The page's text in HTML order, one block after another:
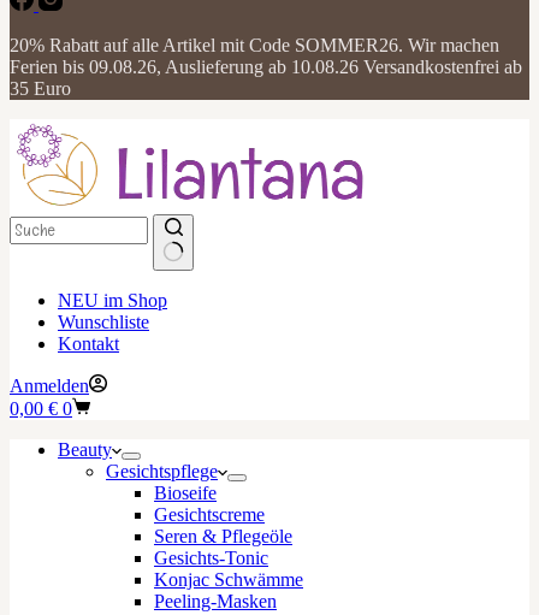
20% Rabatt auf alle Artikel mit Code SOMMER26. Wir machen
Ferien bis 09.08.26, Auslieferung ab 10.08.26 Versandkostenfrei ab
35 Euro
NEU im Shop
Wunschliste
Kontakt
Anmelden
Warenkorb
0,00 € 0
Beauty
Gesichtspflege
Bioseife
Gesichtscreme
Seren & Pflegeöle
Gesichts-Tonic
Konjac Schwämme
Peeling-Masken